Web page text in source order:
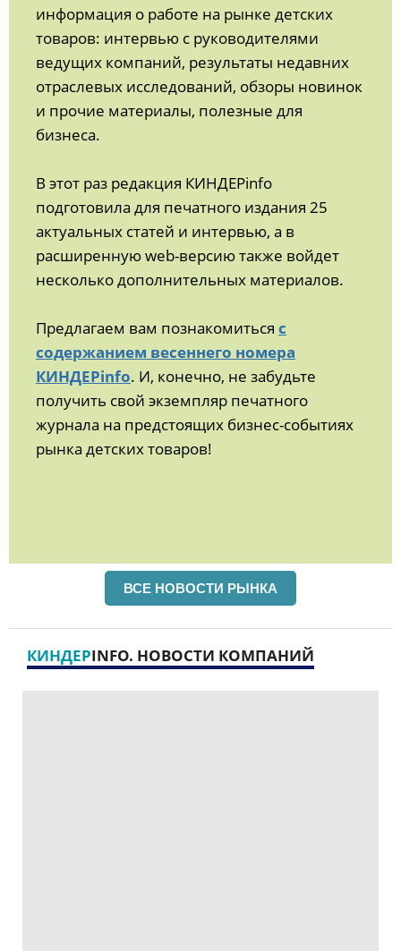
информация о работе на рынке детских
товаров: интервью с руководителями
ведущих компаний, результаты недавних
отраслевых исследований, обзоры новинок
и прочие материалы, полезные для
бизнеса.
В этот раз редакция КИНДЕРinfo
подготовила для печатного издания 25
актуальных статей и интервью, а в
расширенную web-версию также войдет
несколько дополнительных материалов.
Предлагаем вам познакомиться с
содержанием весеннего номера
КИНДЕРinfo. И, конечно, не забудьте
получить свой экземпляр печатного
журнала на предстоящих бизнес-событиях
рынка детских товаров!
ВСЕ НОВОСТИ РЫНКА
КИНДЕРINFO. НОВОСТИ КОМПАНИЙ